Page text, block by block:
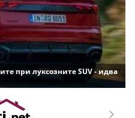
при луксозните SUV - идва